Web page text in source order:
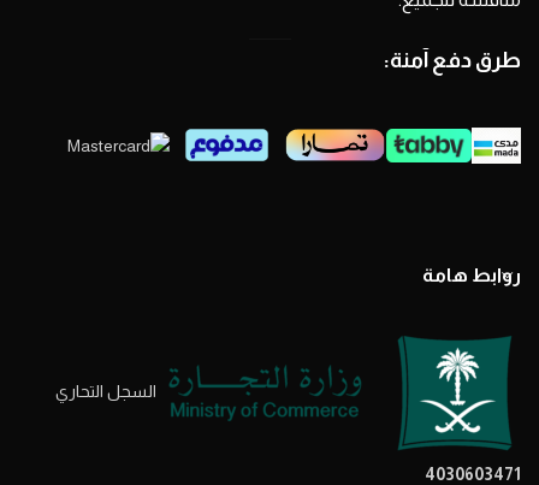
طرق دفع آمنة:
روابط هامة
السجل التحاري
4030603471